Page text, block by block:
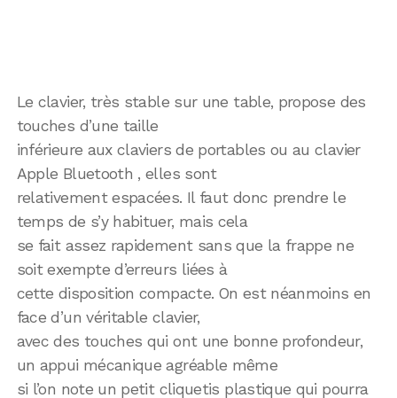
Le clavier, très stable sur une table, propose des
touches d’une taille
inférieure aux claviers de portables ou au clavier
Apple Bluetooth , elles sont
relativement espacées. Il faut donc prendre le
temps de s’y habituer, mais cela
se fait assez rapidement sans que la frappe ne
soit exempte d’erreurs liées à
cette disposition compacte. On est néanmoins en
face d’un véritable clavier,
avec des touches qui ont une bonne profondeur,
un appui mécanique agréable même
si l’on note un petit cliquetis plastique qui pourra